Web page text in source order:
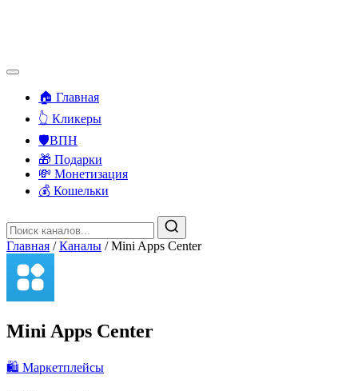
🏠 Главная
👆 Кликеры
🛡️ВПН
🎁 Подарки
💸 Монетизация
💰 Кошельки
Главная / Каналы / Mini Apps Center
Mini Apps Center
🛍️ Маркетплейсы